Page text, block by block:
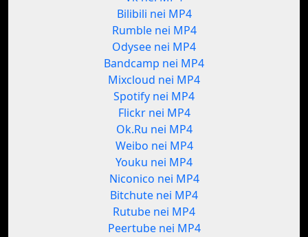
Bilibili nei MP4
Rumble nei MP4
Odysee nei MP4
Bandcamp nei MP4
Mixcloud nei MP4
Spotify nei MP4
Flickr nei MP4
Ok.Ru nei MP4
Weibo nei MP4
Youku nei MP4
Niconico nei MP4
Bitchute nei MP4
Rutube nei MP4
Peertube nei MP4